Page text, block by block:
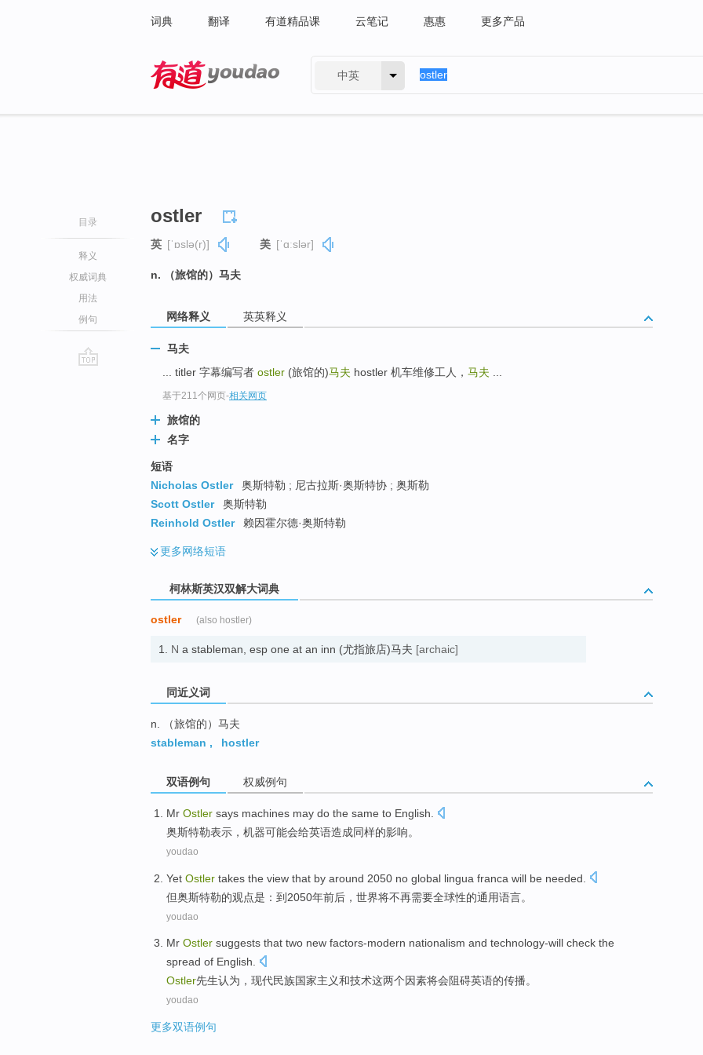
词典 翻译 有道精品课 云笔记 惠惠 更多产品
中英
目录
释义
权威词典
用法
例句
ostler
英 [ˈɒslə(r)] 美 [ˈɑːslər]
n. （旅馆的）马夫
网络释义 英英释义
马夫
... titler 字幕编写者 ostler (旅馆的)马夫 hostler 机车维修工人， 马夫
基于211个网页-相关网页
旅馆的
名字
短语
Nicholas Ostler
奥斯特勒 ; 尼古拉斯·奥斯特协 ; 奥斯勒
Scott Ostler
奥斯特勒
Reinhold Ostler
赖因霍尔德·奥斯特勒
更多网络短语
柯林斯英汉双解大词典
ostler (also hostler)
1. N a stableman, esp one at an inn (尤指旅店)马夫 [archaic]
同近义词
n. （旅馆的）马夫
stableman , hostler
双语例句 权威例句
Mr Ostler says machines may do the same to English
奥斯特勒表示， 机器可能会给英语造成同样的影响。
youdao
Yet Ostler takes the view that by around 2050 no global lingua franca will be needed
但奥斯特勒的观点是： 到 2050年前后 ，世界将不再需要全球性的通用语言。
youdao
Mr Ostler suggests that two new factors-modern nationalism and technology-will check the
spread of English.
Ostler先生认为 ， 现代民族国家主义和技术这两个因素将会阻碍英语的传播。
youdao
更多双语例句